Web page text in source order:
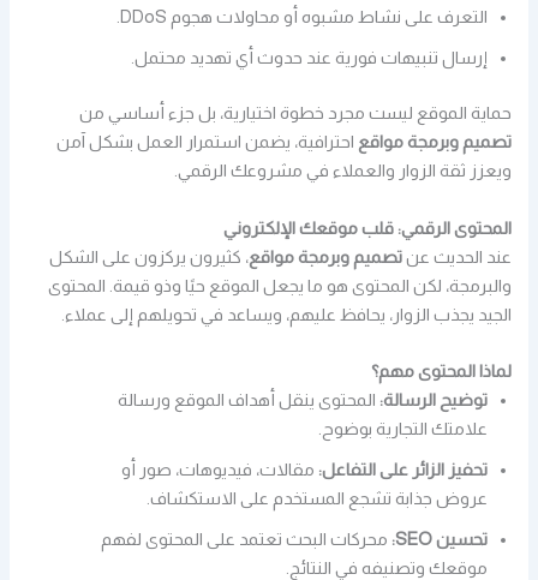
التعرف على نشاط مشبوه أو محاولات هجوم DDoS.
إرسال تنبيهات فورية عند حدوث أي تهديد محتمل.
حماية الموقع ليست مجرد خطوة اختيارية، بل جزء أساسي من
تصميم وبرمجة مواقع احترافية، يضمن استمرار العمل بشكل آمن
ويعزز ثقة الزوار والعملاء في مشروعك الرقمي.
المحتوى الرقمي: قلب موقعك الإلكتروني
عند الحديث عنتصميم وبرمجة مواقع، كثيرون يركزون على الشكل
والبرمجة، لكن المحتوى هو ما يجعل الموقع حيًا وذو قيمة. المحتوى
الجيد يجذب الزوار، يحافظ عليهم، ويساعد في تحويلهم إلى عملاء.
لماذا المحتوى مهم؟
توضيح الرسالة: المحتوى ينقل أهداف الموقع ورسالة
علامتك التجارية بوضوح.
تحفيز الزائر على التفاعل: مقالات، فيديوهات، صور أو
عروض جذابة تشجع المستخدم على الاستكشاف.
تحسين SEO:
محركات البحث تعتمد على المحتوى لفهم
موقعك وتصنيفه في النتائج.